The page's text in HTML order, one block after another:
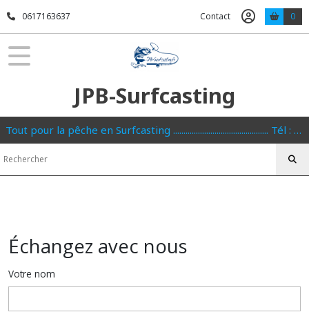
0617163637 Contact 0
JPB-Surfcasting
Tout pour la pêche en Surfcasting .............................................. Tél : 0617163637
Échangez avec nous
Votre nom